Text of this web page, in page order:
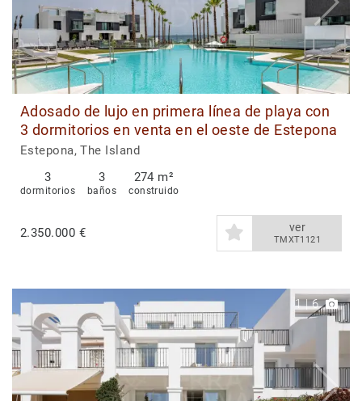
Adosado de lujo en primera línea de playa con
3 dormitorios en venta en el oeste de Estepona
Estepona, The Island
3
dormitorios
3
baños
274 m²
construido
2.350.000 € ver
TMXT1121
1|6